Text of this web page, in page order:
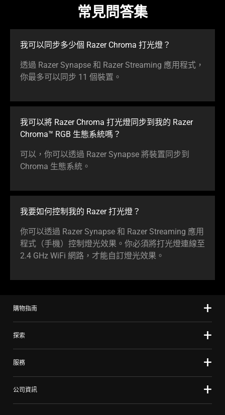
常見問答集
我可以同步多少個 Razer Chroma 打光燈？
透過 Razer Synapse 和 Razer Streaming 應用程式，
你最多可以同步 11 個裝置。
我可以將 Razer Chroma 打光燈同步到我的 Razer
Chroma™ RGB 生態系統嗎？
可以，你可以透過 Razer Synapse 將裝置同步到
Chroma 生態系統。
我要如何控制我的 Razer 打光燈？
你可以透過 Razer Synapse 和 Razer Streaming 應用
程式（手機）控制燈光效果。你必須將打光燈連線至
2.4 GHz WiFi 網路，才能自訂燈光效果。
購物指南
探索
服務
公司資訊